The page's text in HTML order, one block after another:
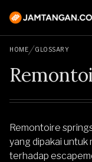
HOME GLOSSARY
Remontoire
yang dipakai
terhadap